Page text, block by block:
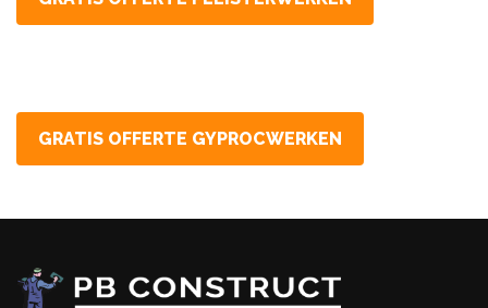
GRATIS OFFERTE GYPROCWERKEN